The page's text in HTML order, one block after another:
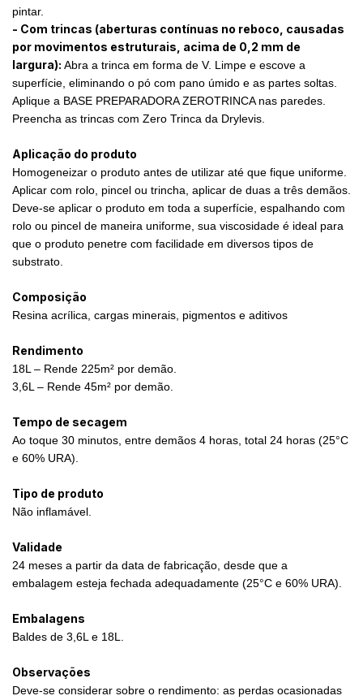
pintar.
- Com trincas (aberturas contínuas no reboco, causadas
por movimentos estruturais, acima de 0,2 mm de
largura): Abra a trinca em forma de V. Limpe e escove a
superfície, eliminando o pó com pano úmido e as partes soltas.
Aplique a BASE PREPARADORA ZEROTRINCA nas paredes.
Preencha as trincas com Zero Trinca da Drylevis.
Aplicação do produto
Homogeneizar o produto antes de utilizar até que fique uniforme.
Aplicar com rolo, pincel ou trincha, aplicar de duas a três demãos.
Deve-se aplicar o produto em toda a superfície, espalhando com
rolo ou pincel de maneira uniforme, sua viscosidade é ideal para
que o produto penetre com facilidade em diversos tipos de
substrato.
Composição
Resina acrílica, cargas minerais, pigmentos e aditivos
Rendimento
18L – Rende 225m² por demão.
3,6L – Rende 45m² por demão.
Tempo de secagem
Ao toque 30 minutos, entre demãos 4 horas, total 24 horas (25°C
e 60% URA).
Tipo de produto
Não inflamável.
Validade
24 meses a partir da data de fabricação, desde que a
embalagem esteja fechada adequadamente (25°C e 60% URA).
Embalagens
Baldes de 3,6L e 18L.
Observações
Deve-se considerar sobre o rendimento: as perdas ocasionadas